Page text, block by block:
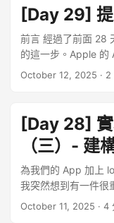
整實踐地圖的過程。
法的基礎、SwiftUI
MapKit, Google
進行專案管理，最後
顧：從痛點到 App
分為四個階段，描
始專注於「想清楚要
真實痛點出發：在公
這個具體的目標，
勢，以及想要嘗試新
力框架。 接著，我
了 Git Repo，並選擇
[Day 29]
前言 經過了前面 28
的這一步。Apple 的
確保每一款上架的
審查規則其實大致上
歧視、誹謗、暴力描
一個重點是「隱私
這一理念貫徹到 App
明與掌控。開發者必
何收集，並給予用
Store Connect 提交
October 12, 2025 ·
[Day 28]
（三）- 建
為我們的 App 加上
我突然想到有一件很
個看起來很讚的
October 11, 2025 · 4